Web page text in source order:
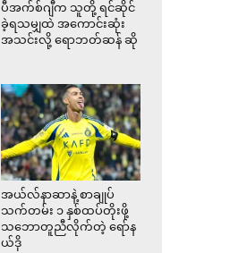
ပီအက်စ်ဂျီက သူတို့ ရင်ဆိုင်
ခဲ့ရသမျှထဲ အကောင်းဆုံး
အသင်းလို့ ရောဘတ်ဆန် ဆို
အယ်လ်နာဆာနဲ့ စာချုပ်
သက်တမ်း ၁ နှစ်ထပ်တိုးဖို့
သဘောတူညီလိုက်တဲ့ ရော်န
ယ်ဒို